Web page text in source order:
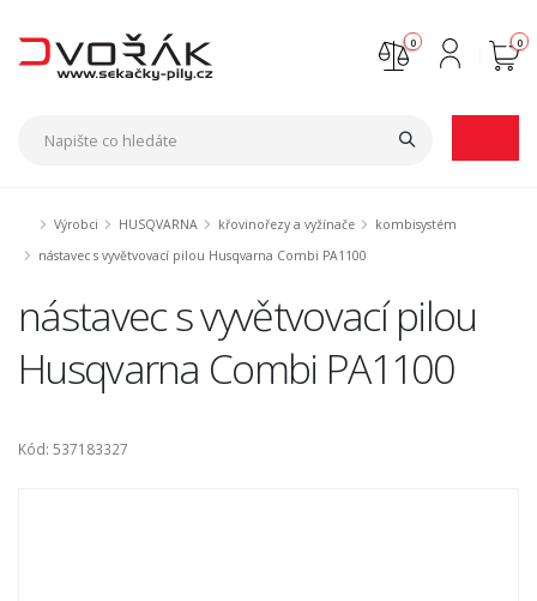
0
0
Výrobci HUSQVARNA křovinořezy a vyžínače
kombisystém
nástavec s vyvětvovací pilou Husqvarna Combi PA1100
nástavec s vyvětvovací pilou
Husqvarna Combi PA1100
Kód: 537183327